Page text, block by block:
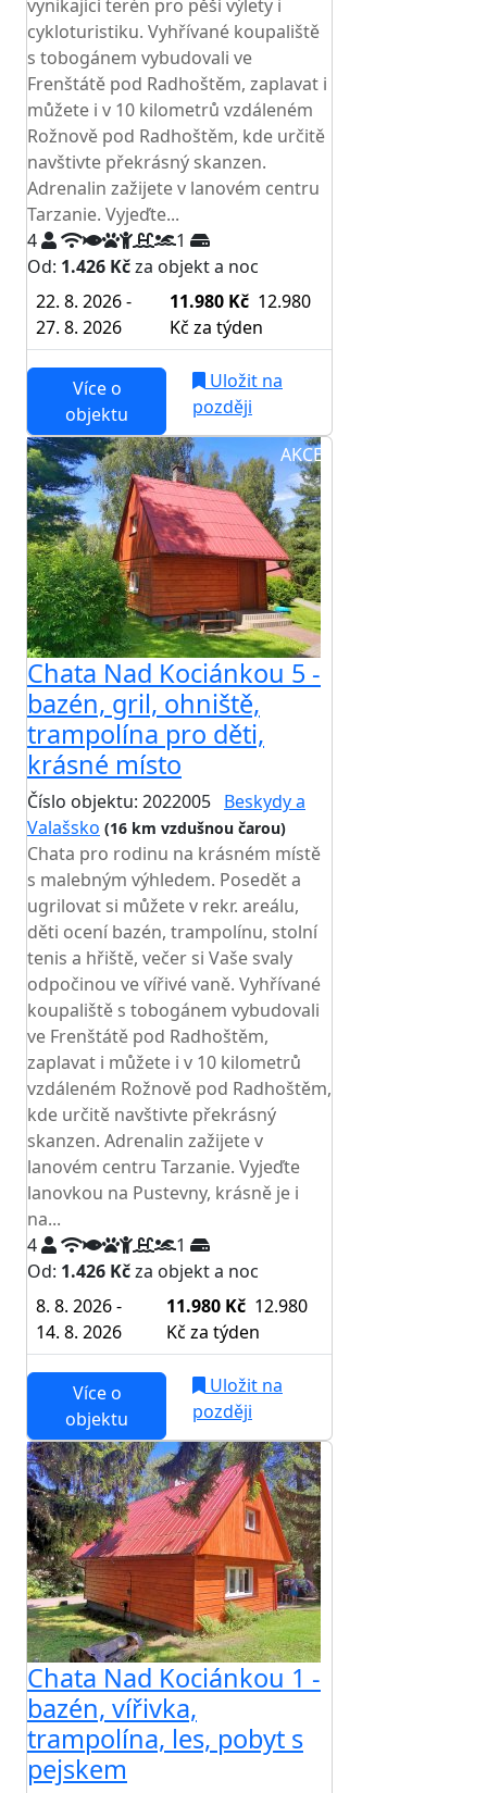
vynikající terén pro pěší výlety i
cykloturistiku. Vyhřívané koupaliště
s tobogánem vybudovali ve
Frenštátě pod Radhoštěm, zaplavat i
můžete i v 10 kilometrů vzdáleném
Rožnově pod Radhoštěm, kde určitě
navštivte překrásný skanzen.
Adrenalin zažijete v lanovém centru
Tarzanie. Vyjeďte...
4
1
Od: 1.426 Kčza objekt a noc
22. 8. 2026 -
27. 8. 2026
11.980 Kč 12.980
Kč za týden
Více o
objektu
Uložit na
později
AKCE
Chata Nad Kociánkou 5 -
bazén, gril, ohniště,
trampolína pro děti,
krásné místo
Číslo objektu: 2022005 Beskydy a
Valašsko (16 km vzdušnou čarou)
Chata pro rodinu na krásném místě
s malebným výhledem. Posedět a
ugrilovat si můžete v rekr. areálu,
děti ocení bazén, trampolínu, stolní
tenis a hřiště, večer si Vaše svaly
odpočinou ve vířivé vaně. Vyhřívané
koupaliště s tobogánem vybudovali
ve Frenštátě pod Radhoštěm,
zaplavat i můžete i v 10 kilometrů
vzdáleném Rožnově pod Radhoštěm,
kde určitě navštivte překrásný
skanzen. Adrenalin zažijete v
lanovém centru Tarzanie. Vyjeďte
lanovkou na Pustevny, krásně je i
na...
4
1
Od: 1.426 Kčza objekt a noc
8. 8. 2026 -
14. 8. 2026
11.980 Kč 12.980
Kč za týden
Více o
objektu
Uložit na
později
Chata Nad Kociánkou 1 -
bazén, vířivka,
trampolína, les, pobyt s
pejskem